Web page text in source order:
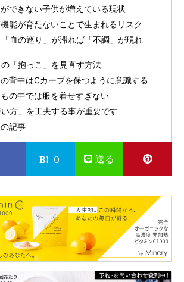
できない子供が増えている現状
能が育たないことで生まれるリスク
血の巡り」が滞れば「不調」が現れ
「抱っこ」を見直す方法
背中はCカーブを保つように意識する
の中では服を着せすぎない
方」を工夫する事が重要です
記事
0 送る